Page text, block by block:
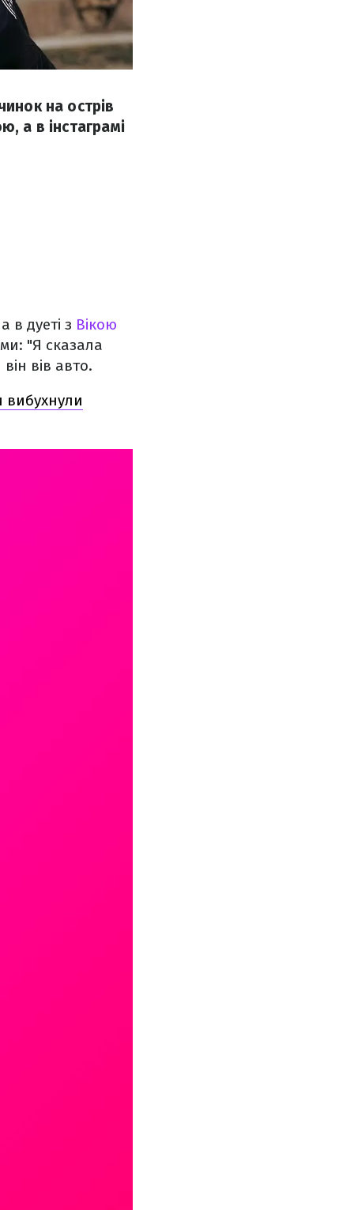
на острів
а в інстаграмі
в дуеті з Вікою
"Я сказала
вів авто.